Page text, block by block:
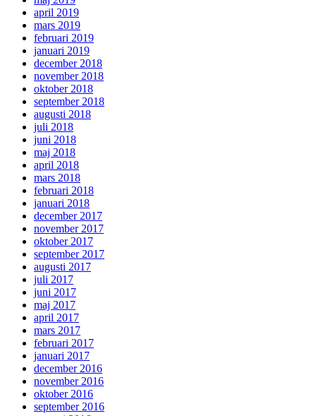
april 2019
mars 2019
februari 2019
januari 2019
december 2018
november 2018
oktober 2018
september 2018
augusti 2018
juli 2018
juni 2018
maj 2018
april 2018
mars 2018
februari 2018
januari 2018
december 2017
november 2017
oktober 2017
september 2017
augusti 2017
juli 2017
juni 2017
maj 2017
april 2017
mars 2017
februari 2017
januari 2017
december 2016
november 2016
oktober 2016
september 2016